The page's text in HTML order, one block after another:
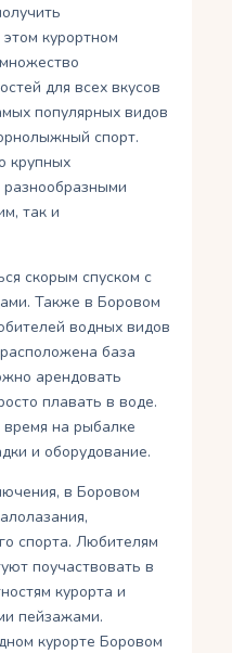
курортном
для всех вкусов
популярных видов
спорт.
крупных
так и
скорым спуском с
Также в Боровом
водных видов
база
арендовать
плавать в воде.
на рыбалке
и оборудование.
в Боровом
спорта. Любителям
поучаствовать в
курорта и
пейзажами.
курорте Боровом